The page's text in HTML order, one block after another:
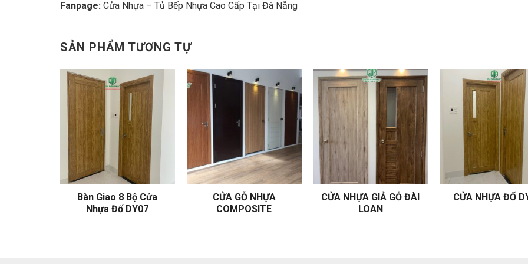
Fanpage: Cửa Nhựa – Tủ Bếp Nhựa Cao Cấp Tại Đà Nẵng
SẢN PHẨM TƯƠNG TỰ
Bàn Giao 8 Bộ Cửa
Nhựa Đố DY07
CỬA GỖ NHỰA
COMPOSITE
CỬA NHỰA GIẢ GỖ ĐÀI
LOAN
CỬA NHỰA ĐỐ